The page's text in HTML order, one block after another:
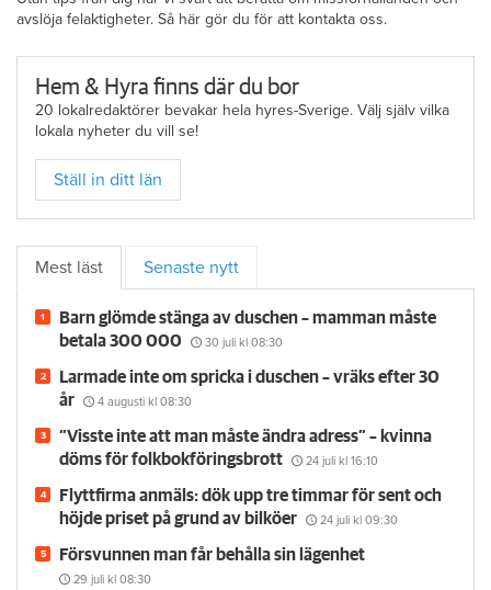
avslöja felaktigheter. Så här gör du för att kontakta oss.
Hem & Hyra finns där du bor
20 lokalredaktörer bevakar hela hyres-Sverige. Välj själv vilka
lokala nyheter du vill se!
Ställ in ditt län
Mest läst Senaste nytt
Barn glömde stänga av duschen – mamman måste
betala 300 000
30 juli kl 08:30
Larmade inte om spricka i duschen – vräks efter 30
år
4 augusti kl 08:30
”Visste inte att man måste ändra adress” – kvinna
döms för folkbokföringsbrott
24 juli kl 16:10
Flyttfirma anmäls: dök upp tre timmar för sent och
höjde priset på grund av bilköer
24 juli kl 09:30
Försvunnen man får behålla sin lägenhet
29 juli kl 08:30